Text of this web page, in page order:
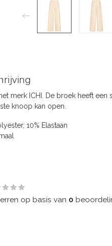
merk ICHI. De broek heeft
knoop kan open.
10% Elastaan
op basis van 0